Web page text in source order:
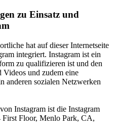
zu Einsatz und
hat auf dieser Internetseite
integriert. Instagram ist ein
zu qualifizieren ist und den
Videos und zudem eine
anderen sozialen Netzwerken
Instagram ist die Instagram
Floor, Menlo Park, CA,